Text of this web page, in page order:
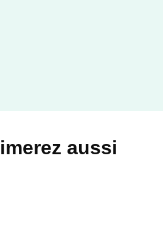
aussi